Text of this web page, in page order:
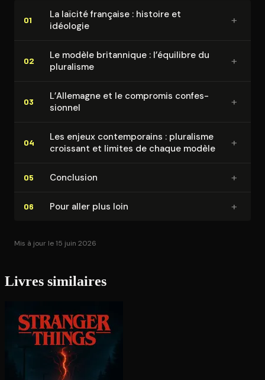
01
La laïcité française : histoire et
idéologie
+
02
Le modèle britannique : l’équilibre du
pluralisme
+
03
L’Allemagne et le compromis confes­
sion­nel
+
04
Les enjeux contem­po­rains : pluralisme
croissant et limites de chaque modèle
+
05 Conclusion +
06 Pour aller plus loin +
Mis à jour le 15 juin 2026
Livres similaires